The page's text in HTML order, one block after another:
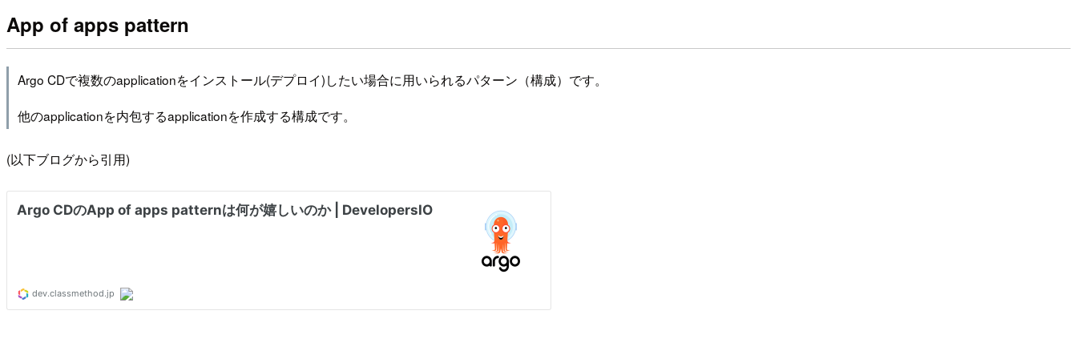
App of apps pattern
Argo CDで複数のapplicationをインストール(デプロイ)したい場合に用いられるパターン（構成）です。
他のapplicationを内包するapplicationを作成する構成です。
(以下ブログから引用)